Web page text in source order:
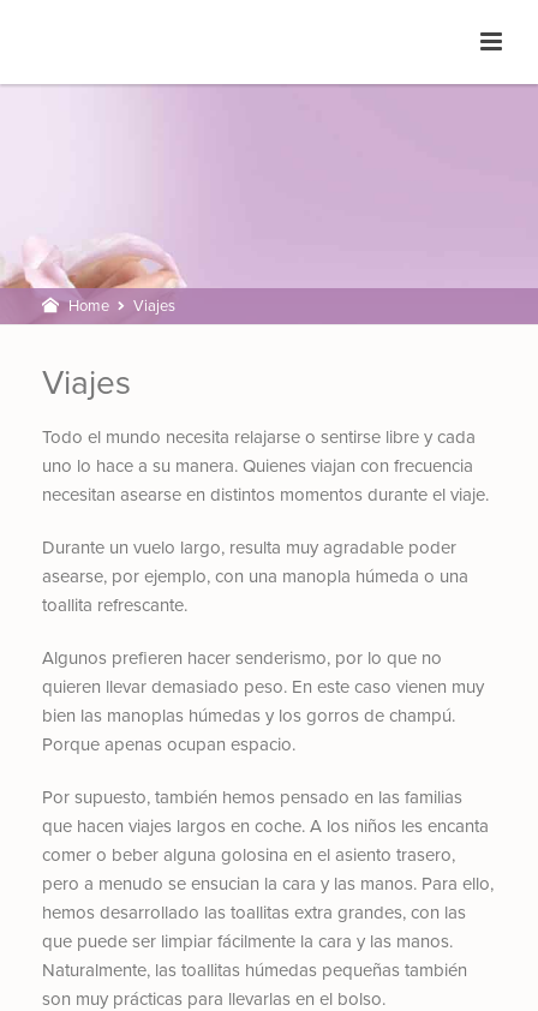
Home Viajes
Viajes
Todo el mundo necesita relajarse o sentirse libre y cada
uno lo hace a su manera. Quienes viajan con frecuencia
necesitan asearse en distintos momentos durante el viaje.
Durante un vuelo largo, resulta muy agradable poder
asearse, por ejemplo, con una manopla húmeda o una
toallita refrescante.
Algunos prefieren hacer senderismo, por lo que no
quieren llevar demasiado peso. En este caso vienen muy
bien las manoplas húmedas y los gorros de champú.
Porque apenas ocupan espacio.
Por supuesto, también hemos pensado en las familias
que hacen viajes largos en coche. A los niños les encanta
comer o beber alguna golosina en el asiento trasero,
pero a menudo se ensucian la cara y las manos. Para ello,
hemos desarrollado las toallitas extra grandes, con las
que puede ser limpiar fácilmente la cara y las manos.
Naturalmente, las toallitas húmedas pequeñas también
son muy prácticas para llevarlas en el bolso.